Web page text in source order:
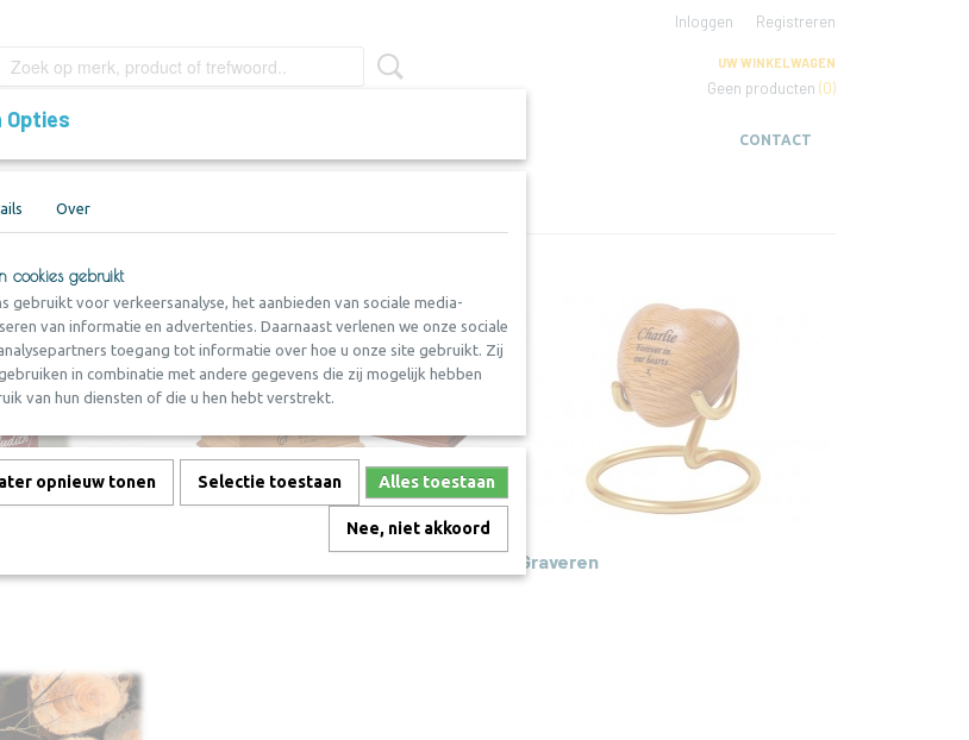
Inloggen Registreren
UW WINKELWAGEN
Geen producten (0)
CONTACT
Graveren
Opties
Over
cookies gebruikt
gebruikt voor verkeersanalyse, het aanbieden van sociale media-
van informatie en advertenties. Daarnaast verlenen we onze sociale
toegang tot informatie over hoe u onze site gebruikt. Zij
in combinatie met andere gegevens die zij mogelijk hebben
van hun diensten of die u hen hebt verstrekt.
opnieuw tonen Selectie toestaan Alles toestaan
Nee, niet akkoord